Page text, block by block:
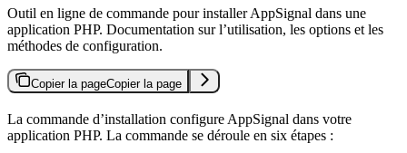
Outil en ligne de commande pour installer AppSignal dans une
application PHP. Documentation sur l’utilisation, les options et les
méthodes de configuration.
Copier la pageCopier la page
La commande d’installation configure AppSignal dans votre
application PHP. La commande se déroule en six étapes :